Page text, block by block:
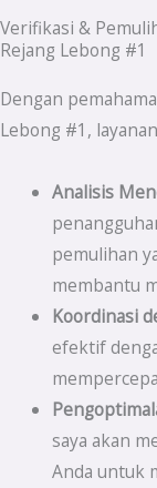
Verifikasi &
Rejang Lebong #1
Dengan
Lebong #1,
Analisis
pemulihan
membantu
Koordinasi
efektif
saya akan
Anda untuk